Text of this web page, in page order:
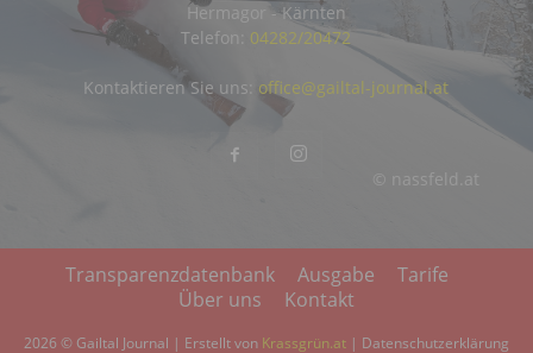
Hermagor - Kärnten
Telefon: 04282/20472
© nassfeld.at
Kontaktieren Sie uns: office@gailtal-journal.at
Transparenzdatenbank Ausgabe
Tarife
Über uns
Kontakt
2026 © Gailtal Journal | Erstellt von Krassgrün.at | Datenschutzerklärung